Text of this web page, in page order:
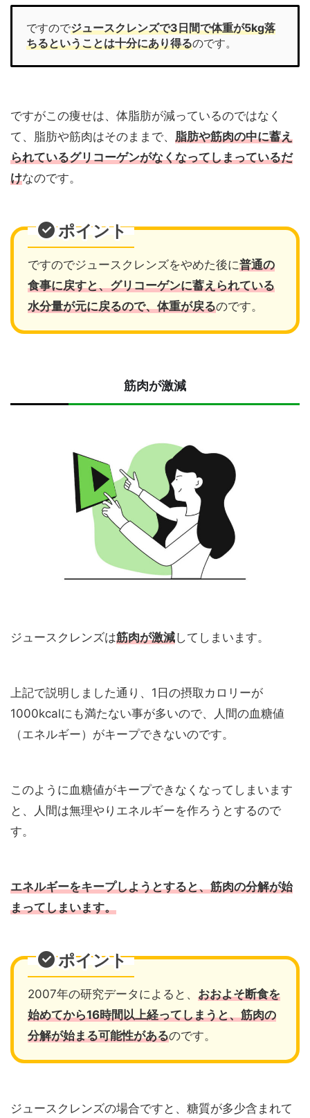
ですのでジュースクレンズで3日間で体重が5kg落
ちるということは十分にあり得るのです。
ですがこの痩せは、体脂肪が減っているのではなく
て、脂肪や筋肉はそのままで、 脂肪や筋肉の中に蓄え
られているグリコーゲンがなくなってしまっているだ
けなのです。
ポイント
ですのでジュースクレンズをやめた後に普通の
食事に戻すと、グリコーゲンに蓄えられている
水分量が元に戻るので、体重が戻るのです。
筋肉が激減
ジュースクレンズは筋肉が激減してしまいます。
上記で説明しました通り、1日の摂取カロリーが
1000kcalにも満たない事が多いので、人間の血糖値
（エネルギー）がキープできないのです。
このように血糖値がキープできなくなってしまいます
と、人間は無理やりエネルギーを作ろうとするので
す。
エネルギーをキープしようとすると、筋肉の分解が始
まってしまいます。
ポイント
2007年の研究データによると、 おおよそ断食を
始めてから16時間以上経ってしまうと、筋肉の
分解が始まる可能性があるのです。
ジュースクレンズの場合ですと、糖質が多少含まれて